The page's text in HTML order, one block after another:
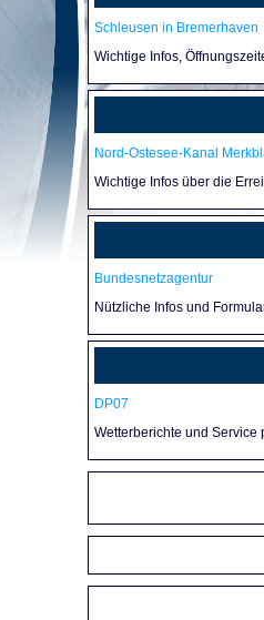
Schleusen in Bremerhaven
Wichtige Infos,
Nord-Ostesee-Kanal
Wichtige Infos über die
Bundesnetzagentur
Nützliche Infos und
DP07
Wetterberichte und Service